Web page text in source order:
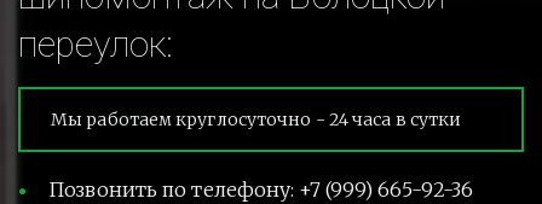
переулок:
Мы работаем круглосуточно - 24 часа в сутки
Позвонить по телефону: +7 (999) 665-92-36